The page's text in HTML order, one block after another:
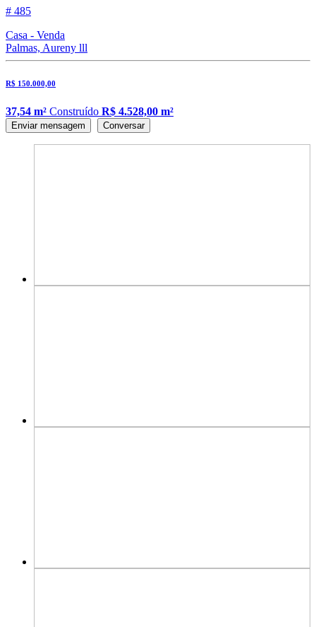
# 485
Casa - Venda
Palmas, Aureny lll
R$ 150.000,00
37,54 m² Construído R$ 4.528,00 m²
Enviar mensagem Conversar